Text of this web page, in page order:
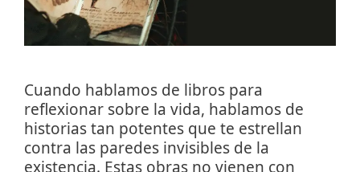
Cuando hablamos de libros para
reflexionar sobre la vida, hablamos de
historias tan potentes que te estrellan
contra las paredes invisibles de la
existencia. Estas obras no vienen con